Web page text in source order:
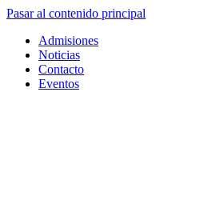
Pasar al contenido principal
Admisiones
Noticias
Contacto
Eventos